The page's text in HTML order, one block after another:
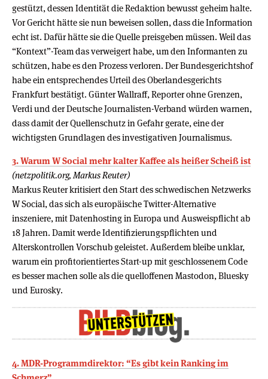
gestützt, dessen Identität die Redaktion bewusst geheim halte.
Vor Gericht hätte sie nun beweisen sollen, dass die Information
echt ist. Dafür hätte sie die Quelle preisgeben müssen. Weil das
“Kontext”-Team das verweigert habe, um den Informanten zu
schützen, habe es den Prozess verloren. Der Bundesgerichtshof
habe ein entsprechendes Urteil des Oberlandesgerichts
Frankfurt bestätigt. Günter Wallraff, Reporter ohne Grenzen,
Verdi und der Deutsche Journalisten-Verband würden warnen,
dass damit der Quellenschutz in Gefahr gerate, eine der
wichtigsten Grundlagen des investigativen Journalismus.
3. Warum W Social mehr kalter Kaffee als heißer Scheiß ist
(netzpolitik.org, Markus Reuter)
Markus Reuter kritisiert den Start des schwedischen Netzwerks
W Social, das sich als europäische Twitter-Alternative
inszeniere, mit Datenhosting in Europa und Ausweispflicht ab
18 Jahren. Damit werde Identifizierungspflichten und
Alterskontrollen Vorschub geleistet. Außerdem bleibe unklar,
warum ein profitorientiertes Start-up mit geschlossenem Code
es besser machen solle als die quelloffenen Mastodon, Bluesky
und Eurosky.
4. MDR-Programmdirektor: “Es gibt kein Ranking im